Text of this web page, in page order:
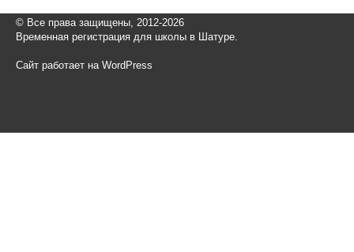
© Все права защищены, 2012-2026
Временная регистрация для школы в Шатуре.
Сайт работает на WordPress